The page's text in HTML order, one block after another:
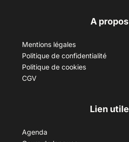
A propos
Mentions légales
Politique de confidentialité
Politique de cookies
CGV
Lien utile
Agenda